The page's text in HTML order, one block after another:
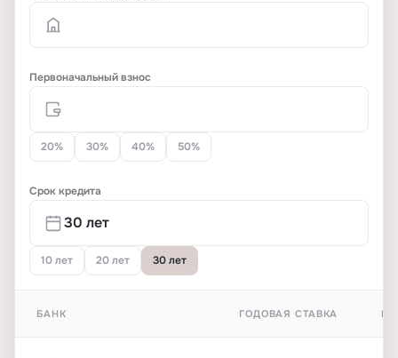
Первоначальный взнос
20% 30% 40% 50%
Срок кредита
10 лет 20 лет 30 лет
БАНК ГОДОВАЯ СТАВКА